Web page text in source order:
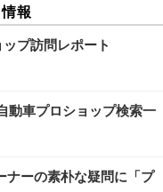
報
プ訪問レポート
車プロショップ検索一
ナーの素朴な疑問に「プ